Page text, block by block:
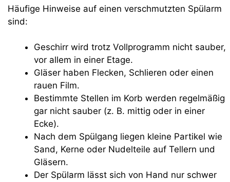
Häufige Hinweise auf einen verschmutzten Spülarm
sind:
Geschirr wird trotz Vollprogramm nicht sauber,
vor allem in einer Etage.
Gläser haben Flecken, Schlieren oder einen
rauen Film.
Bestimmte Stellen im Korb werden regelmäßig
gar nicht sauber (z. B. mittig oder in einer
Ecke).
Nach dem Spülgang liegen kleine Partikel wie
Sand, Kerne oder Nudelteile auf Tellern und
Gläsern.
Der Spülarm lässt sich von Hand nur schwer